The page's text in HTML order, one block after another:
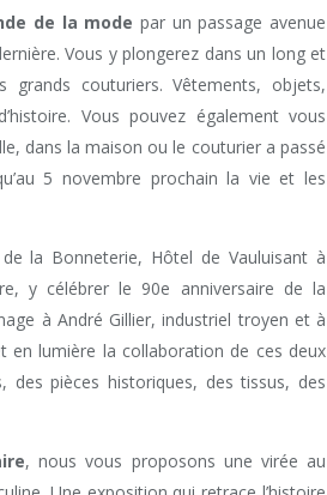
de la mode par un passage avenue
Vous y plongerez dans un long et
grands couturiers. Vêtements, objets,
Vous pouvez également vous
dans la maison ou le couturier a passé
5 novembre prochain la vie et les
la Bonneterie, Hôtel de Vauluisant à
y célébrer le 90e anniversaire de la
à André Gillier, industriel troyen et à
en lumière la collaboration de ces deux
pièces historiques, des tissus, des
, nous vous proposons une virée au